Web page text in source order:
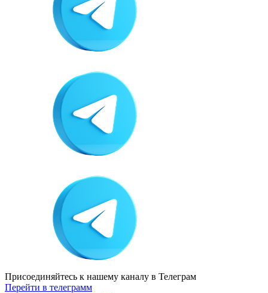
Присоединяйтесь к нашему каналу в Телеграм
Перейти в телеграмм